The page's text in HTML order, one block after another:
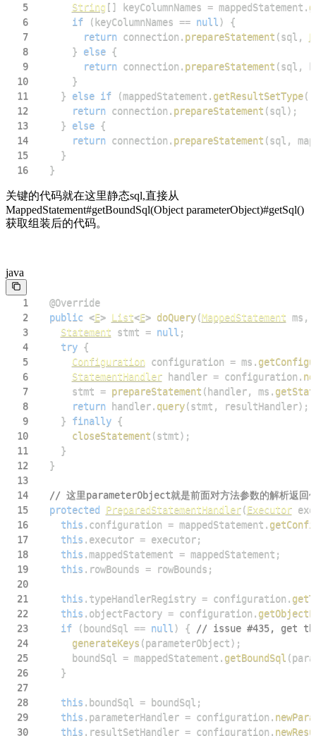
5
String [ ] keyColumnNames = mappedStatement .
6
if ( keyColumnNames == null )
{
7
return connection . prepareStatement (sql ,
8
} else {
9
return connection . prepareStatement (sql ,
10
}
11
} else if (mappedStatement . getResultSetType(
12
return connection . prepareStatement (sql ) ;
13
} else {
14
return connection . prepareStatement (sql ,
15
}
16
}
关键的代码就在这里静态sql,直接从
MappedStatement#getBoundSql(Object parameterObject)#getSql()
获取组装后的代码。
java
1
@Override
2
public <E> List<E> doQuery(MappedStatement ms ,
3
Statement stmt = null ;
4
try {
5
Configuration configuration = ms .
6
StatementHandler handler = configuration .
7
      stmt
= prepareStatement ( handler, ms .
8
return handler. query(stmt , resultHandler) ;
9
} finally {
10
closeStatement (stmt) ;
11
}
12
}
13
14
// 这里parameterObject就是前面对方法参数的解析返
15
protected PreparedStatementHandler(Executor
16
this . configuration = mappedStatement .
17
this . executor = executor;
18
this .mappedStatement = mappedStatement ;
19
this . rowBounds = rowBounds ;
20
21
this . typeHandlerRegistry = configuration .
22
this . objectFactory = configuration .
23
if ( boundSql == null ) {
// issue #435, get
24
generateKeys (parameterObject) ;
25
      boundSql
= mappedStatement . getBoundSql (
26
}
27
28
this . boundSql = boundSql ;
29
this . parameterHandler = configuration .
30
this . resultSetHandler = configuration .